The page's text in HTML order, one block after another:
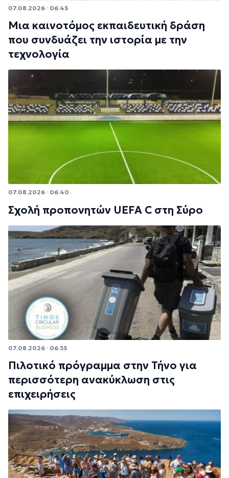
07.08.2026 · 06:45
Μια καινοτόμος εκπαιδευτική δράση
που συνδυάζει την ιστορία με την
τεχνολογία
07.08.2026 · 06:40
Σχολή προπονητών UEFA C στη Σύρο
07.08.2026 · 06:35
Πιλοτικό πρόγραμμα στην Τήνο για
περισσότερη ανακύκλωση στις
επιχειρήσεις